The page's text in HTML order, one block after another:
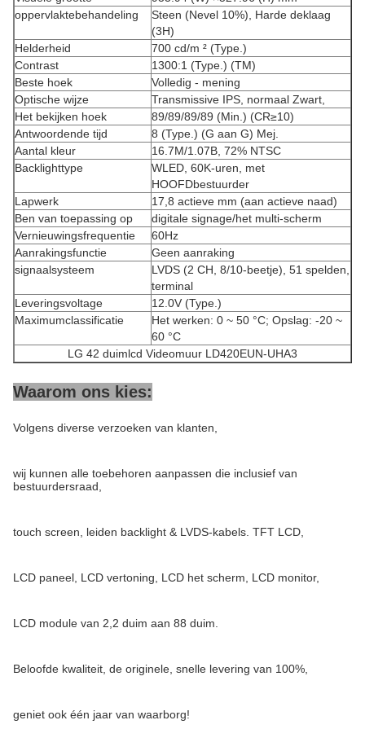
oppervlaktebehandeling
Steen (Nevel 10%), Harde deklaag
(3H)
Helderheid
700 cd/m ² (Type.)
Contrast
1300:1 (Type.) (TM)
Beste hoek
Volledig - mening
Optische wijze
Transmissive IPS, normaal Zwart,
Het bekijken hoek
89/89/89/89 (Min.) (CR≥10)
Antwoordende tijd
8 (Type.) (G aan G) Mej.
Aantal kleur
16.7M/1.07B, 72% NTSC
Backlighttype
WLED, 60K-uren, met
HOOFDbestuurder
Lapwerk
17,8 actieve mm (aan actieve naad)
Ben van toepassing op
digitale signage/het multi-scherm
Vernieuwingsfrequentie
60Hz
Aanrakingsfunctie
Geen aanraking
signaalsysteem
LVDS (2 CH, 8/10-beetje), 51 spelden,
terminal
Leveringsvoltage
12.0V (Type.)
Maximumclassificatie
Het werken: 0 ~ 50 °C; Opslag: -20 ~
60 °C
LG 42 duimlcd Videomuur LD420EUN-UHA3
Waarom ons kies:
Volgens diverse verzoeken van klanten,
wij kunnen alle toebehoren aanpassen die inclusief van
bestuurdersraad,
touch screen, leiden backlight & LVDS-kabels. TFT LCD,
LCD paneel, LCD vertoning, LCD het scherm, LCD monitor,
LCD module van 2,2 duim aan 88 duim.
Beloofde kwaliteit, de originele, snelle levering van 100%,
geniet ook één jaar van waarborg!